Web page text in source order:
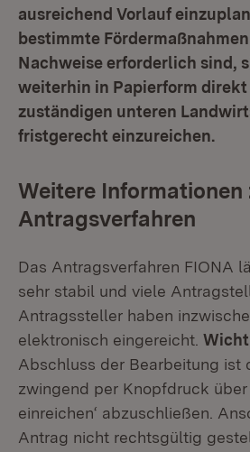
ausreichend Vorlauf
bestimmte
Nachweise erforderlich sind,
weiterhin in Papierform direkt
zuständigen unteren
fristgerecht einzureichen.
Weitere Informationen
Antragsverfahren
Das Antragsverfahren FIONA
sehr stabil und viele
Antragssteller haben
elektronisch eingereicht.
Abschluss der Bearbeitung ist
zwingend per Knopfdruck über
einreichen‘ abzuschließen.
Antrag nicht rechtsgültig